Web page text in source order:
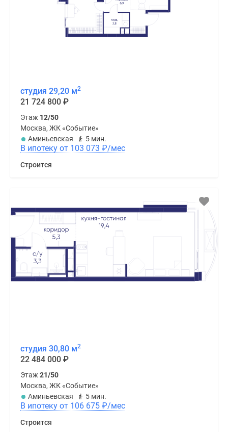
студия 29,20 м2
21 724 800 ₽
Этаж 12/50
Москва, ЖК «Событие»
Аминьевская
5 мин.
В ипотеку от 103 073 ₽/мес
Строится
студия 30,80 м2
22 484 000 ₽
Этаж21/50
Москва, ЖК «Событие»
Аминьевская
5 мин.
В ипотеку от 106 675 ₽/мес
Строится